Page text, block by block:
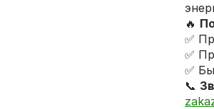
🔥
✅
✅
✅
📞